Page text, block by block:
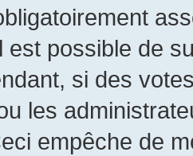
est possible de
si des
les
empêche de